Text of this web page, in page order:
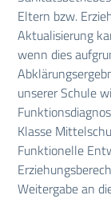
Eltern bzw.
Aktualisierung
wenn dies
unserer Schule
Klasse
Funktionelle
Weitergabe an